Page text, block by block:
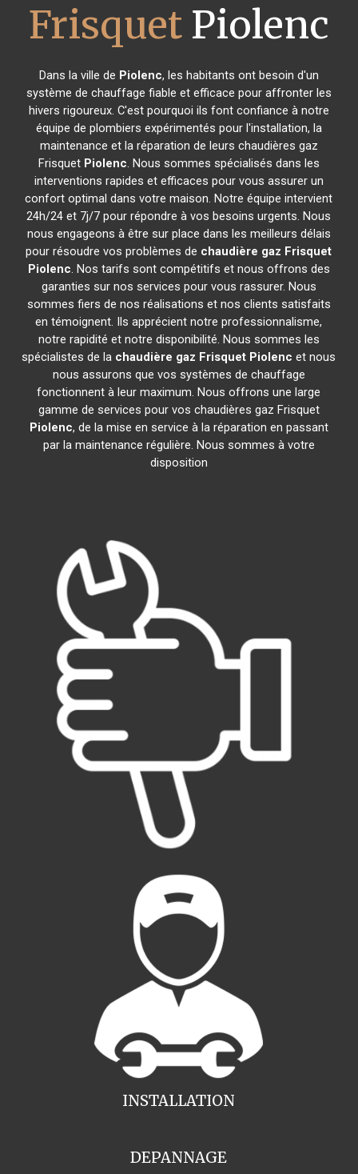
FrisquetPiolenc
Dans la ville de Piolenc, les habitants ont besoin d'un
système de chauffage fiable et efficace pour affronter les
hivers rigoureux. C'est pourquoi ils font confiance à notre
équipe de plombiers expérimentés pour l'installation, la
maintenance et la réparation de leurs chaudières gaz
Frisquet Piolenc. Nous sommes spécialisés dans les
interventions rapides et efficaces pour vous assurer un
confort optimal dans votre maison. Notre équipe intervient
24h/24 et 7j/7 pour répondre à vos besoins urgents. Nous
nous engageons à être sur place dans les meilleurs délais
pour résoudre vos problèmes de chaudière gaz Frisquet
Piolenc. Nos tarifs sont compétitifs et nous offrons des
garanties sur nos services pour vous rassurer. Nous
sommes fiers de nos réalisations et nos clients satisfaits
en témoignent. Ils apprécient notre professionnalisme,
notre rapidité et notre disponibilité. Nous sommes les
spécialistes de la chaudière gaz Frisquet Piolenc et nous
nous assurons que vos systèmes de chauffage
fonctionnent à leur maximum. Nous offrons une large
gamme de services pour vos chaudières gaz Frisquet
Piolenc, de la mise en service à la réparation en passant
par la maintenance régulière. Nous sommes à votre
disposition
INSTALLATION
DEPANNAGE